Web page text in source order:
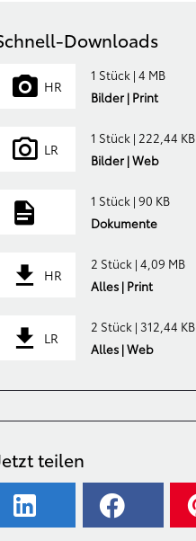
Downloads
HR
1 Stück | 4 MB
Bilder | Print
LR
1 Stück | 222,44 KB
Bilder | Web
1 Stück | 90 KB
Dokumente
HR
2 Stück | 4,09 MB
Alles | Print
LR
2 Stück | 312,44 KB
Alles | Web
teilen